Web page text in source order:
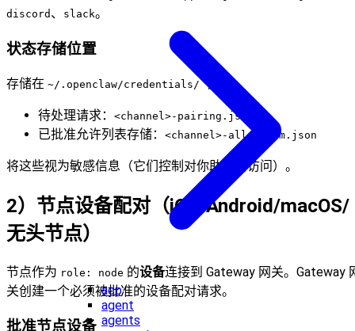
acp
agent
agents
discord 、 slack。
状态存储位置
存储在 ~/.openclaw/credentials/下：
待处理请求： <channel>-pairing.json
已批准允许列表存储： <channel>-allowFrom.json
将这些视为敏感信息（它们控制对你助手的访问）。
2）节点设备配对（iOS/Android/macOS/
无头节点）
节点作为 role: node 的设备连接到 Gateway 网关。Gateway
关创建一个必须被批准的设备配对请求。
批准节点设备